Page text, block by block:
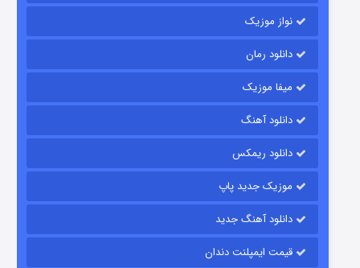
قسمت
نواز موزیک
دانلود رمان
میفا موزیک
دانلود آهنگ
دانلود ریمکس
موزیک جدید پاپ
دانلود آهنگ جدید
قیمت ایمپلنت دندان